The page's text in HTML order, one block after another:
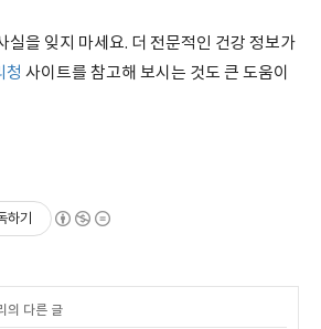
실을 잊지 마세요. 더 전문적인 건강 정보가
청 사이트를 참고해 보시는 것도 큰 도움이
하기
의 다른 글